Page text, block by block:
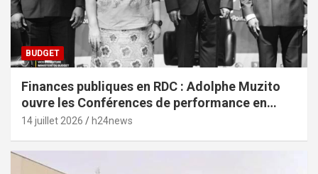
BUDGET
Finances publiques en RDC : Adolphe Muzito
ouvre les Conférences de performance en
prélude au budget-programme de 2028
14 juillet 2026 h24news